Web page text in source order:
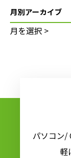
月別アーカイブ
パソコン/
軽